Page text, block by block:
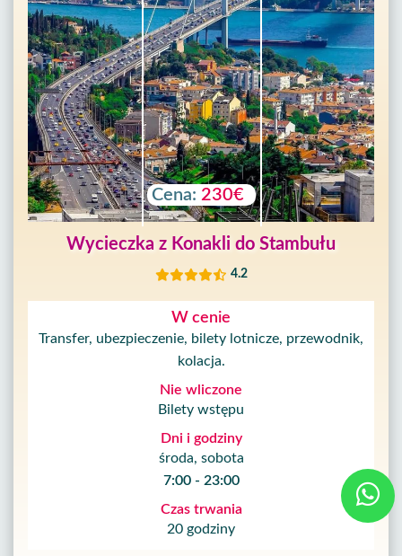
Cena: 230€
Wycieczka z Konakli do Stambułu
4.2
W cenie
Transfer, ubezpieczenie, bilety lotnicze, przewodnik,
kolacja.
Nie wliczone
Bilety wstępu
Dni i godziny
środa, sobota
7:00 - 23:00
Czas trwania
20 godziny